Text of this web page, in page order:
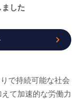
で持続可能な社会
て加速的な労働力
ました